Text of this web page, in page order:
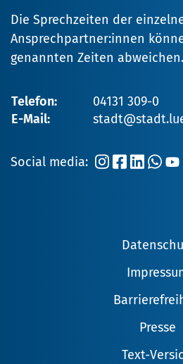
Die Sprechzeiten der
Ansprechpartner:innen
genannten Zeiten abweichen.
Telefon:
04131 309-0
E-Mail:
Social media:
Presse
Text-